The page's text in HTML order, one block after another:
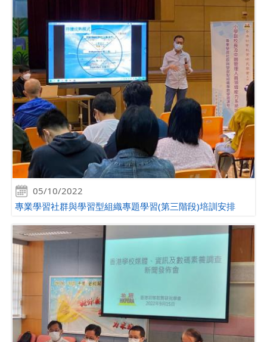
05/10/2022
專業學習社群與學習型組織專題學習(第三階段)培訓安排